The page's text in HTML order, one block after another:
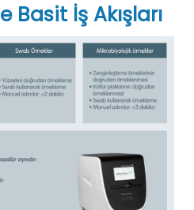
Basit İş Akışları